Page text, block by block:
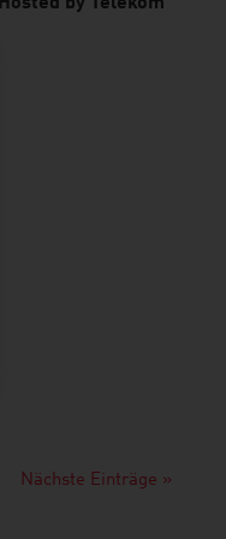
Nächste Einträge »